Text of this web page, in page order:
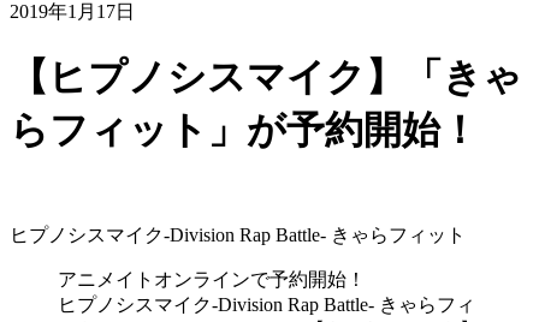
2019年1月17日
【ヒプノシスマイク】「きゃ
らフィット」が予約開始！
ヒプノシスマイク-Division Rap Battle- きゃらフィット
アニメイトオンラインで予約開始！
ヒプノシスマイク-Division Rap Battle- きゃらフィ